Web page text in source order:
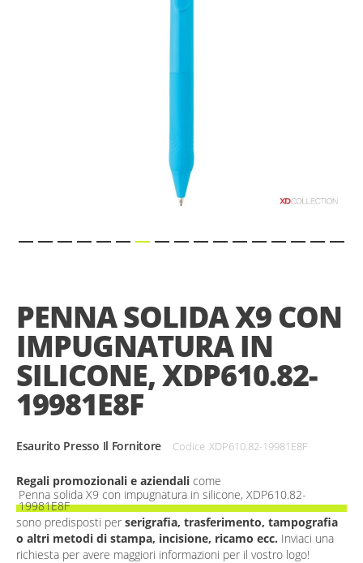
beginning
of
images
gallery
PENNA SOLIDA X9 CON
IMPUGNATURA IN
SILICONE, XDP610.82-
19981E8F
Esaurito Presso Il Fornitore Codice XDP610.82-19981E8F
Regali promozionali e aziendali come
Penna solida X9 con impugnatura in silicone, XDP610.82-
19981E8F
sono predisposti per serigrafia, trasferimento, tampografia
o altri metodi di stampa, incisione, ricamo ecc. Inviaci una
richiesta per avere maggiori informazioni per il vostro logo!